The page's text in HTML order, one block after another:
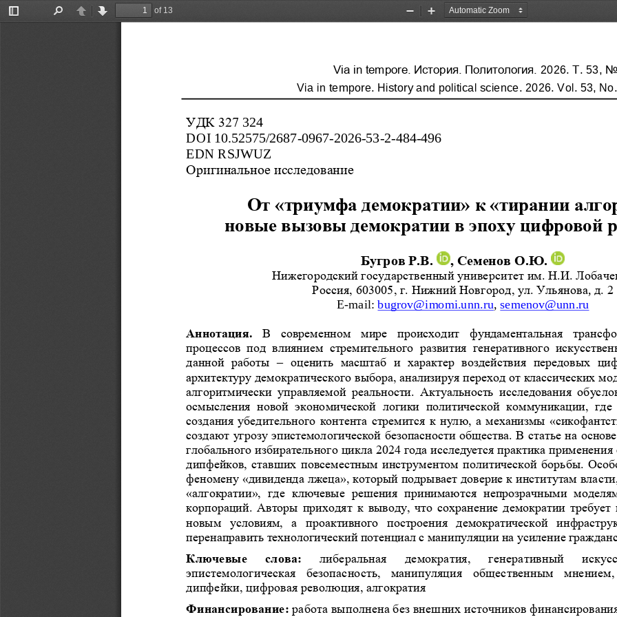
Toggle
PreviousNext
of 13
Zoom
Zoom
Via in tempore. История. Политология. 2026 . Т 53 No
Via in tempore. History and political science. 2026 . Vol. 53 , No.
УДК 327 324
DOI 10.52575/2687-0967-2026-53-2-484-496
EDN RSJWUZ
Оригинальное исследование
От «триумфа демократии» к «тирании
новые вызовы демократии в эпоху цифровой
Бугров Р.В. , Семенов О.Ю.
Нижегородский государственный университет им. Н.И.
Россия, 603005, г. Нижний Новгород, ул. Ульянова д. 2
E-mail: bugrov@imomi .unn .ru , semenov@unn .ru
Аннотация.
В  современном  мире  происходит  фундаментальная
процессов  под  влиянием  стремительного  развития  генеративного
данной  работы – оценить  масштаб  и  характер  воздействия  передовых
архитектуру демократического выбора, анализируя переход от классических
алгоритмически  управляемой  реальности.  Актуальность  исследования
осмысления  новой  экономической  логики  политической  коммуникации,  где
создания убедительного контента стремится к нулю, а механизмы
создают угрозу эпистемологической безопасности общества. В статье на
глобального избирательного цикла 2024 года исследуется практика
дипфейков, ставших повсеместным инструментом политической борьбы.
феномену «дивиденда лжеца», который подрывает доверие к институтам
«алгократии»,  где  ключевые  решения  принимаются  непрозрачными
корпораций. Авторы приходят к выводу, что сохранение демократии требует
новым  условиям,  а  проактивного  построения  демократической
перенаправить технологический потенциал с манипуляции на усиление
Ключевые   слова:
либеральная   демократия,   генеративный
эпистемологическая  безопасность,  манипуляция  общественным
дипфейки, цифровая революция, алгократия
Финансирование: работа выполнена без внешних источников